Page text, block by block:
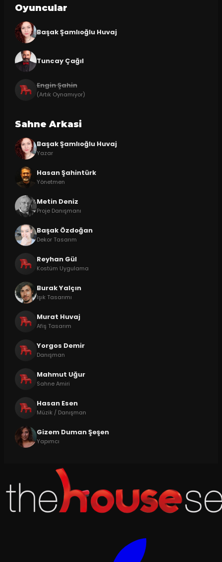
Oyuncular
Başak Şamlıoğlu Huvaj
Tuncay Çağıl
Engin Şahin
(Artık Oynamıyor)
Sahne Arkasi
Başak Şamlıoğlu Huvaj
Yazar
Hasan Şahintürk
Yönetmen
Metin Deniz
Proje Danışmanı
Başak Özdoğan
Dekor Tasarım
Reyhan Gül
Kostüm Uygulama
Burak Yalçın
Işık Tasarımı
Murat Huvaj
Afiş Tasarım
Yorgos Demir
Danışman
Mahmut Uğur
Sahne Amiri
Hasan Esen
Müzik / Danışman
Gizem Duman Şeşen
Yapımcı